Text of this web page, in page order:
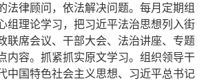
法律顾问，依法解决问题。每月定期组
组理论学习，把习近平法治思想列入街
联席会议、干部大会、法治讲座、专题
内容。抓紧抓实原文学习。组织领导干
中国特色社会主义思想、习近平总书记